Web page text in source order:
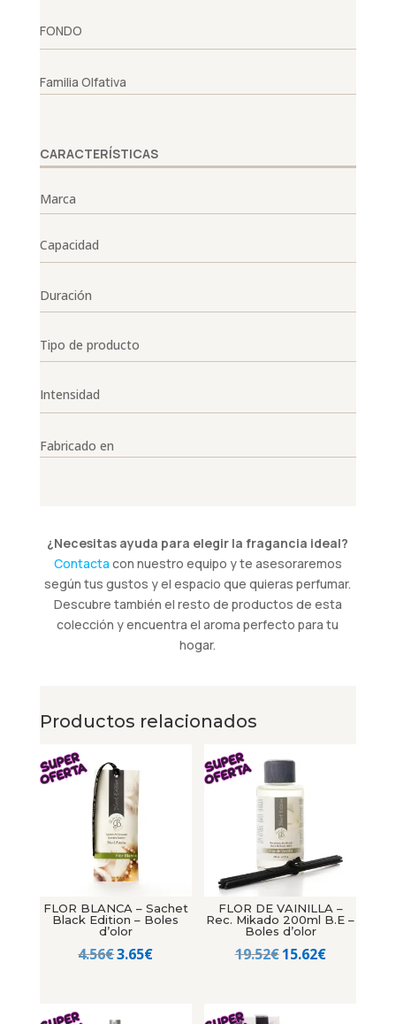
FONDO
Familia Olfativa
CARACTERÍSTICAS
Marca
Capacidad
Duración
Tipo de producto
Intensidad
Fabricado en
¿Necesitas ayuda para elegir la fragancia ideal?
Contacta con nuestro equipo y te asesoraremos
según tus gustos y el espacio que quieras perfumar.
Descubre también el resto de productos de esta
colección y encuentra el aroma perfecto para tu
hogar.
Productos relacionados
FLOR BLANCA – Sachet
Black Edition – Boles
d’olor
4.56€El
3.65€El
FLOR DE VAINILLA –
Rec. Mikado 200ml B.E –
Boles d’olor
19.52€El
15.62€El